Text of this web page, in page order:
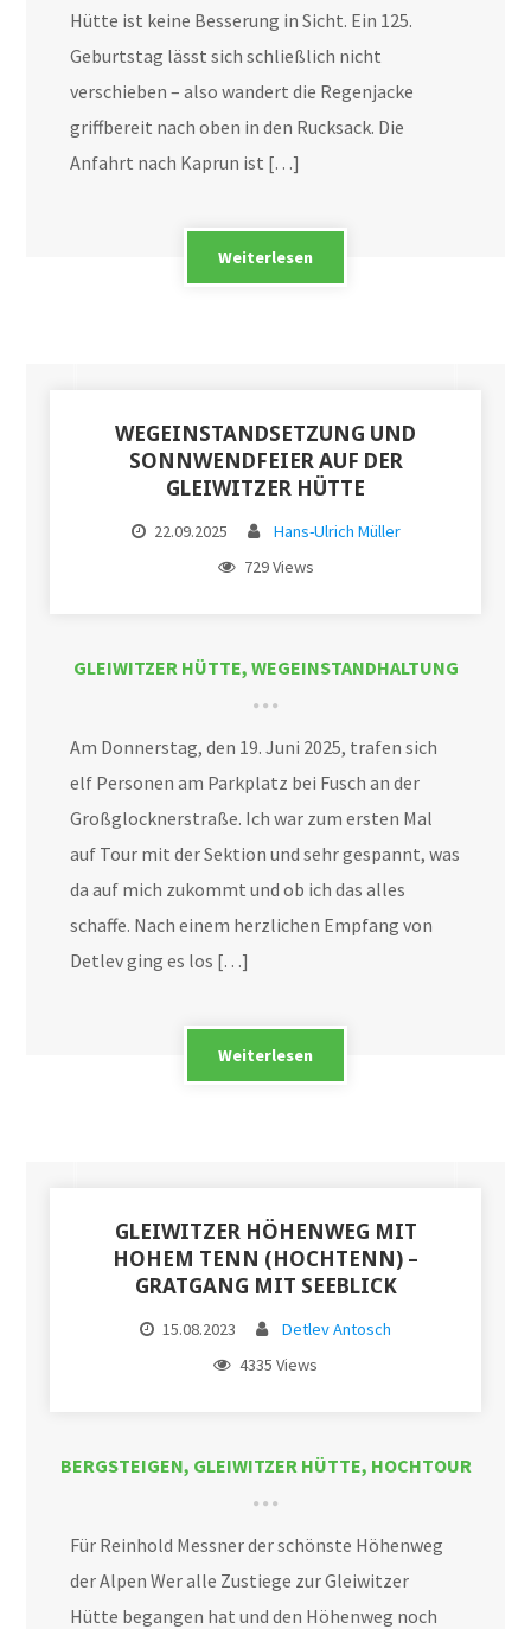
Hütte ist keine Besserung in Sicht. Ein 125.
Geburtstag lässt sich schließlich nicht
verschieben – also wandert die Regenjacke
griffbereit nach oben in den Rucksack. Die
Anfahrt nach Kaprun ist […]
Weiterlesen
WEGEINSTANDSETZUNG UND
SONNWENDFEIER AUF DER
GLEIWITZER HÜTTE
22.09.2025
Hans-Ulrich Müller
729 Views
GLEIWITZER HÜTTE, WEGEINSTANDHALTUNG
Am Donnerstag, den 19. Juni 2025, trafen sich
elf Personen am Parkplatz bei Fusch an der
Großglocknerstraße. Ich war zum ersten Mal
auf Tour mit der Sektion und sehr gespannt, was
da auf mich zukommt und ob ich das alles
schaffe. Nach einem herzlichen Empfang von
Detlev ging es los […]
Weiterlesen
GLEIWITZER HÖHENWEG MIT
HOHEM TENN (HOCHTENN) –
GRATGANG MIT SEEBLICK
15.08.2023
Detlev Antosch
4335 Views
BERGSTEIGEN, GLEIWITZER HÜTTE, HOCHTOUR
Für Reinhold Messner der schönste Höhenweg
der Alpen Wer alle Zustiege zur Gleiwitzer
Hütte begangen hat und den Höhenweg noch